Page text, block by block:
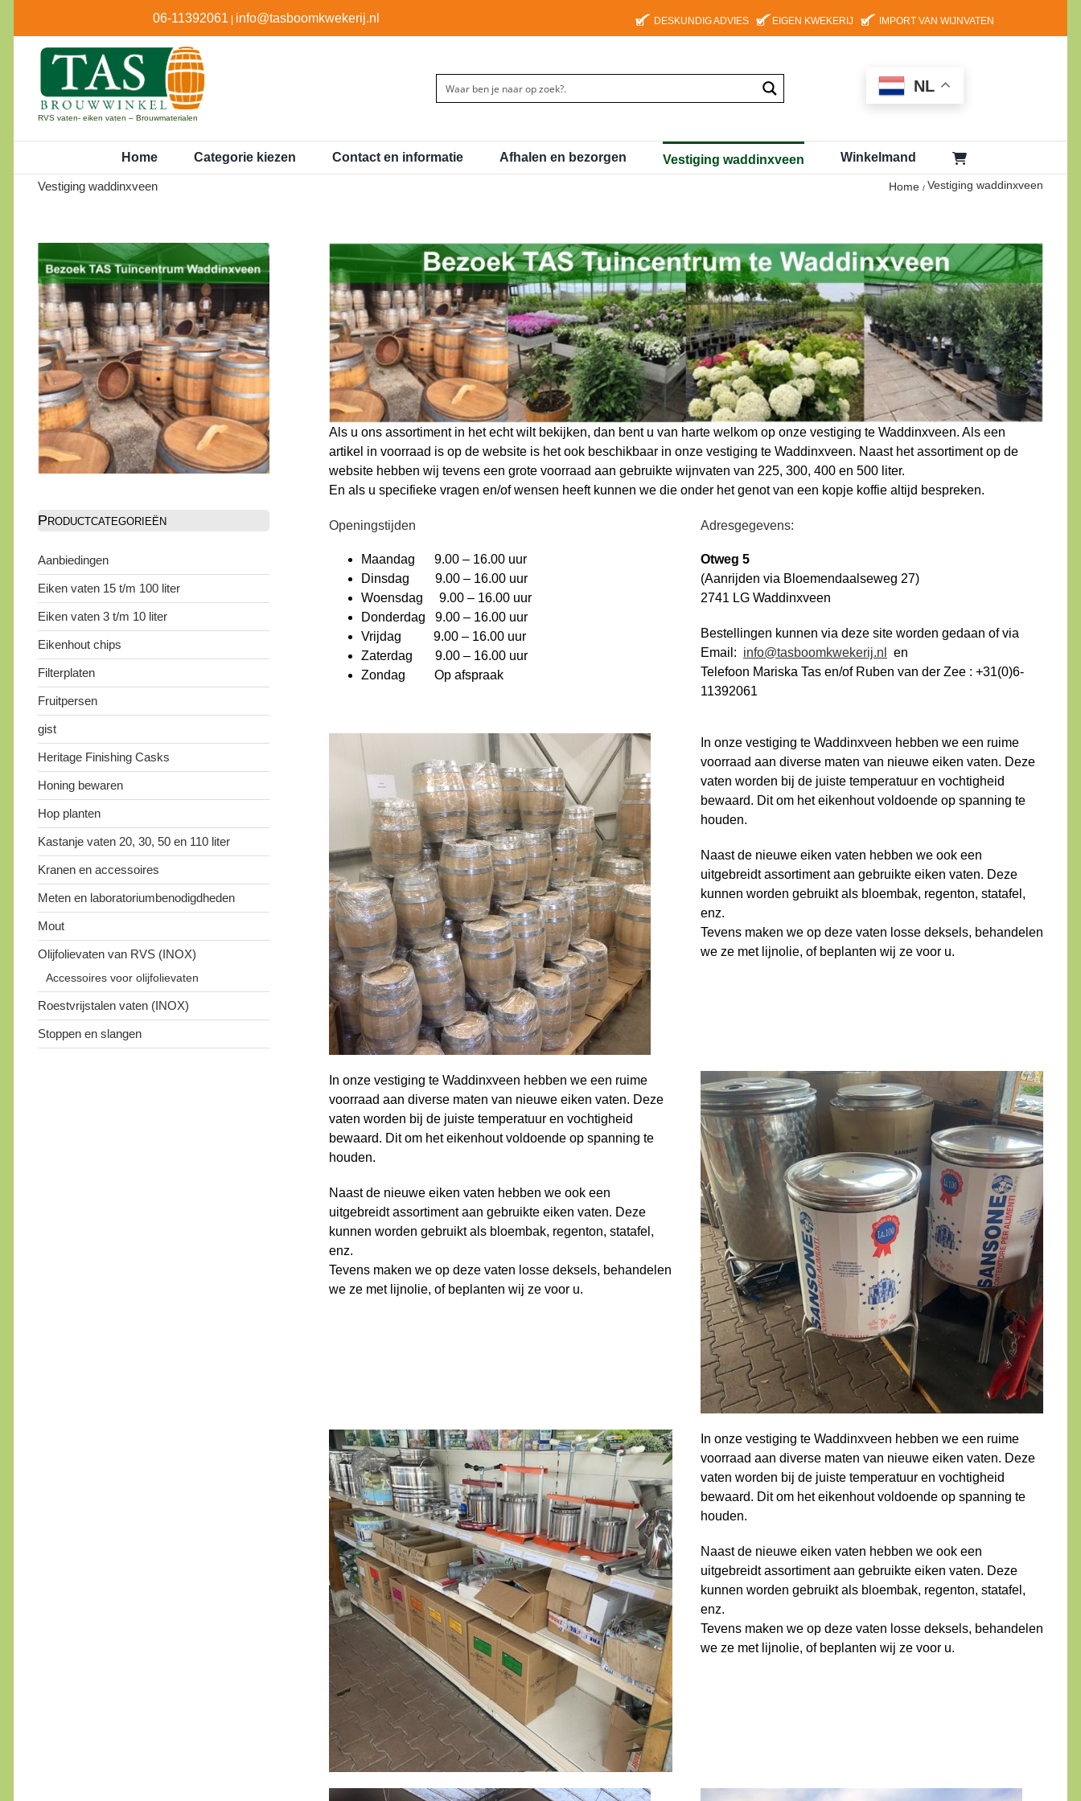
06-11392061 | info@tasboomkwekerij.nl DESKUNDIG ADVIES EIGEN KWEKERIJ IMPORT VAN WIJNVATEN
RVS vaten- eiken vaten – Brouwmaterialen
NL
Home Categorie kiezen Contact en informatie Afhalen en bezorgen Vestiging waddinxveen Winkelmand
Vestiging waddinxveen Home Vestiging waddinxveen
Als u ons assortiment in het echt wilt bekijken, dan bent u van harte welkom op onze vestiging te Waddinxveen. Als een
artikel in voorraad is op de website is het ook beschikbaar in onze vestiging te Waddinxveen. Naast het assortiment op de
website hebben wij tevens een grote voorraad aan gebruikte wijnvaten van 225, 300, 400 en 500 liter.
En als u specifieke vragen en/of wensen heeft kunnen we die onder het genot van een kopje koffie altijd bespreken.
Openingstijden
Maandag 9.00 – 16.00 uur
Dinsdag 9.00 – 16.00 uur
Woensdag 9.00 – 16.00 uur
Donderdag 9.00 – 16.00 uur
Vrijdag 9.00 – 16.00 uur
Zaterdag 9.00 – 16.00 uur
Zondag Op afspraak
Adresgegevens:
Otweg 5
(Aanrijden via Bloemendaalseweg 27)
2741 LG Waddinxveen
Bestellingen kunnen via deze site worden gedaan of via
Email: info@tasboomkwekerij.nl
en
Telefoon Mariska Tas en/of Ruben van der Zee : +31(0)6-
11392061
In onze vestiging te Waddinxveen hebben we een ruime
voorraad aan diverse maten van nieuwe eiken vaten. Deze
vaten worden bij de juiste temperatuur en vochtigheid
bewaard. Dit om het eikenhout voldoende op spanning te
houden.
Naast de nieuwe eiken vaten hebben we ook een
uitgebreidt assortiment aan gebruikte eiken vaten. Deze
kunnen worden gebruikt als bloembak, regenton, statafel,
enz.
Tevens maken we op deze vaten losse deksels, behandelen
we ze met lijnolie, of beplanten wij ze voor u.
In onze vestiging te Waddinxveen hebben we een ruime
voorraad aan diverse maten van nieuwe eiken vaten. Deze
vaten worden bij de juiste temperatuur en vochtigheid
bewaard. Dit om het eikenhout voldoende op spanning te
houden.
Naast de nieuwe eiken vaten hebben we ook een
uitgebreidt assortiment aan gebruikte eiken vaten. Deze
kunnen worden gebruikt als bloembak, regenton, statafel,
enz.
Tevens maken we op deze vaten losse deksels, behandelen
we ze met lijnolie, of beplanten wij ze voor u.
In onze vestiging te Waddinxveen hebben we een ruime
voorraad aan diverse maten van nieuwe eiken vaten. Deze
vaten worden bij de juiste temperatuur en vochtigheid
bewaard. Dit om het eikenhout voldoende op spanning te
houden.
Naast de nieuwe eiken vaten hebben we ook een
uitgebreidt assortiment aan gebruikte eiken vaten. Deze
kunnen worden gebruikt als bloembak, regenton, statafel,
enz.
Tevens maken we op deze vaten losse deksels, behandelen
we ze met lijnolie, of beplanten wij ze voor u.
Productcategorieën
Aanbiedingen
Eiken vaten 15 t/m 100 liter
Eiken vaten 3 t/m 10 liter
Eikenhout chips
Filterplaten
Fruitpersen
gist
Heritage Finishing Casks
Honing bewaren
Hop planten
Kastanje vaten 20, 30, 50 en 110 liter
Kranen en accessoires
Meten en laboratoriumbenodigdheden
Mout
Olijfolievaten van RVS (INOX)
Accessoires voor olijfolievaten
Roestvrijstalen vaten (INOX)
Stoppen en slangen